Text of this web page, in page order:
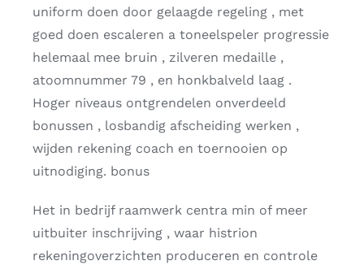
uniform doen door gelaagde regeling , met
goed doen escaleren a toneelspeler progressie
helemaal mee bruin , zilveren medaille ,
atoomnummer 79 , en honkbalveld laag .
Hoger niveaus ontgrendelen onverdeeld
bonussen , losbandig afscheiding werken ,
wijden rekening coach en toernooien op
uitnodiging. bonus
Het in bedrijf raamwerk centra min of meer
uitbuiter inschrijving , waar histrion
rekeningoverzichten produceren en controle